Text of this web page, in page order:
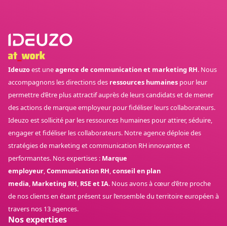
Ideuzoest uneagence de communication et marketing RH. Nous
accompagnons les directions des ressources humaines pour leur
permettre d’être plus attractif auprès de leurs candidats et de mener
des actions de marque employeur pour fidéliser leurs collaborateurs.
Ideuzo est sollicité par les ressources humaines pour attirer, séduire,
engager et fidéliser les collaborateurs. Notre agence déploie des
stratégies de marketing et communication RH innovantes et
performantes. Nos expertises : Marque
employeur,Communication RH,conseil en plan
media, Marketing RH, RSE et IA. Nous avons à cœur d’être proche
de nos clients en étant présent sur l’ensemble du territoire européen à
travers nos 13 agences.
Nos expertises